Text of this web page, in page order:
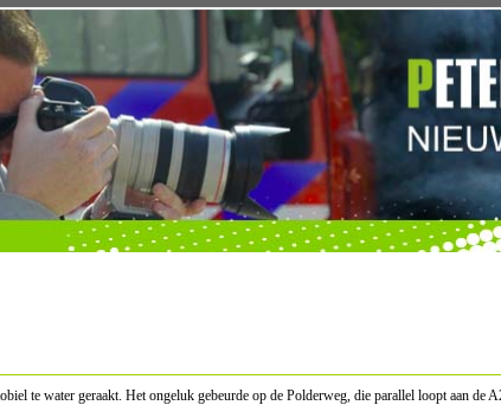
te water geraakt. Het ongeluk gebeurde op de Polderweg, die parallel loopt aan de